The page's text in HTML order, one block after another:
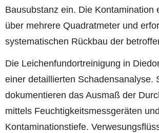
Bausubstanz ein. Die Kontamination
über mehrere Quadratmeter und
systematischen Rückbau der
Die Leichenfundortreinigung in
einer detaillierten Schadensanalyse.
dokumentieren das Ausmaß der
mittels Feuchtigkeitsmessgeräten
Kontaminationstiefe.